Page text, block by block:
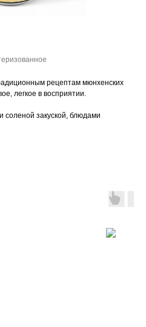
рецептам мюнхенских
легкое в восприятии.
соленой закуской, блюдами